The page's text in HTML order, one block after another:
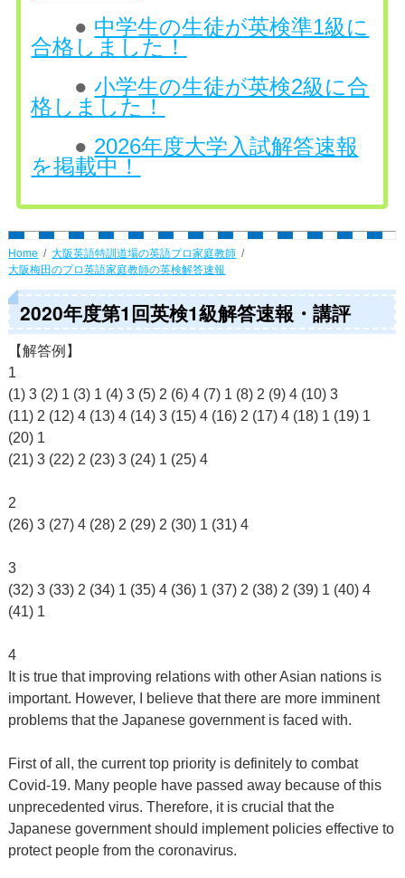
● 中学生の生徒が英検準1級に
合格しました！
●小学生の生徒が英検2級に合
格しました！
● 2026年度大学入試解答速報
を掲載中！
Home
大阪英語特訓道場の英語プロ家庭教師
大阪梅田のプロ英語家庭教師の英検解答速報
2020年度第1回英検1級解答速報・講評
【解答例】
1
(1) 3 (2) 1 (3) 1 (4) 3 (5) 2 (6) 4 (7) 1 (8) 2 (9) 4 (10) 3
(11) 2 (12) 4 (13) 4 (14) 3 (15) 4 (16) 2 (17) 4 (18) 1 (19) 1
(20) 1
(21) 3 (22) 2 (23) 3 (24) 1 (25) 4
2
(26) 3 (27) 4 (28) 2 (29) 2 (30) 1 (31) 4
3
(32) 3 (33) 2 (34) 1 (35) 4 (36) 1 (37) 2 (38) 2 (39) 1 (40) 4
(41) 1
4
It is true that improving relations with other Asian nations is
important. However, I believe that there are more imminent
problems that the Japanese government is faced with.
First of all, the current top priority is definitely to combat
Covid-19. Many people have passed away because of this
unprecedented virus. Therefore, it is crucial that the
Japanese government should implement policies effective to
protect people from the coronavirus.